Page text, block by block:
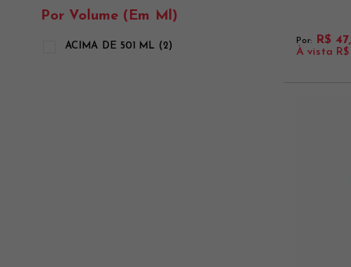
Por Volume (em Ml)
ACIMA DE 501 ML (2) Por: R$
À vista